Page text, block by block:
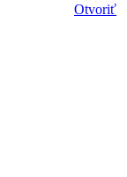
Otvoriť